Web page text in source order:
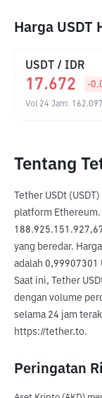
Harga USDT
USDT / IDR
17.672 -
Vol 24 Jam: 162.097
Tentang
Tether USDt
platform
yang beredar.
adalah 0,99907301
Saat ini, Tether
dengan volume
selama 24 jam
https://tether.to.
Peringatan